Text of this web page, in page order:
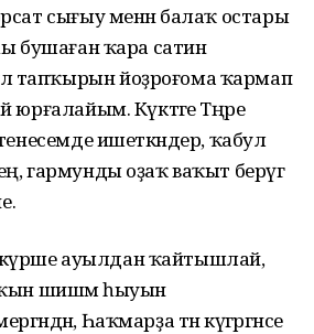
сығыу менән балаҡ остары
бушаған ҡара сатин
йоҙроғома ҡармап
юрғалайым. Күктәге Тәңре
ишеткәндер, ҡабул
гармунды оҙаҡ ваҡыт берәүгә
күрше ауылдан ҡайтышлай,
шишмә һыуын
Һаҡмарҙа тән күгәргәнсе